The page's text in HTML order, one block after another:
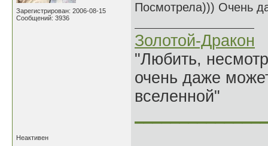
Зарегистрирован: 2006-08-15
Сообщений: 3936
Посмотрела))) Очень
Золотой-Дракон
"Любить,
очень даже
вселенной"
Неактивен